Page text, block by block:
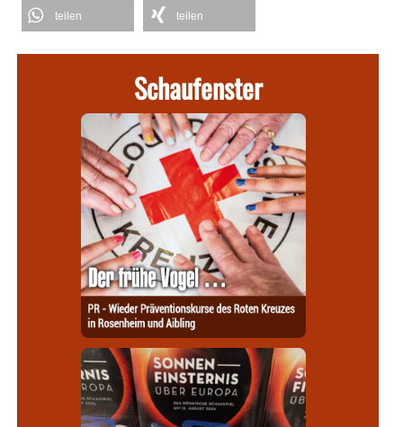
teilen teilen
Schaufenster